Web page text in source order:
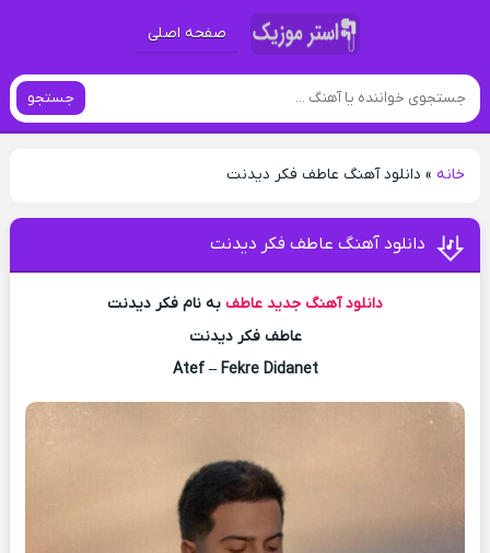
صفحه اصلی
جستجو
خانه» دانلود آهنگ عاطف فکر دیدنت
دانلود آهنگ عاطف فکر دیدنت
دانلود آهنگ جدید عاطف به نام فکر دیدنت
عاطف فکر دیدنت
Atef – Fekre Didanet